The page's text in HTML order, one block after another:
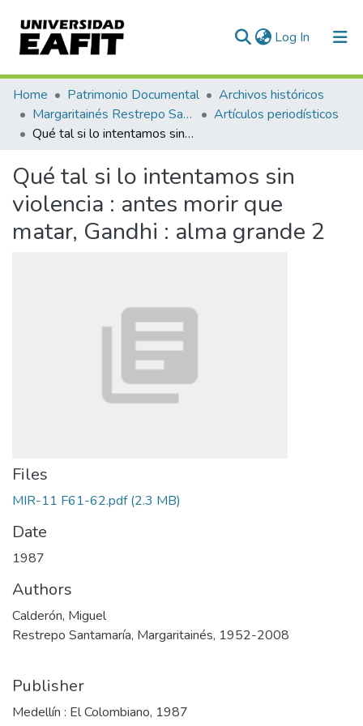
Log In (current)
Communities & Collections
All of DSpace
Home Patrimonio Documental
Archivos históricos
Margaritainés Restrepo Santamaría
Artículos periodísticos
Qué tal si lo intentamos sin violencia : antes morir que matar, Gandhi : alma grande 2
Qué tal si lo intentamos sin
violencia : antes morir que
matar, Gandhi : alma grande 2
Files
MIR-11 F61-62.pdf(2.3 MB)
Date
1987
Authors
Calderón, Miguel
Restrepo Santamaría, Margaritainés, 1952-2008
Publisher
Medellín : El Colombiano, 1987